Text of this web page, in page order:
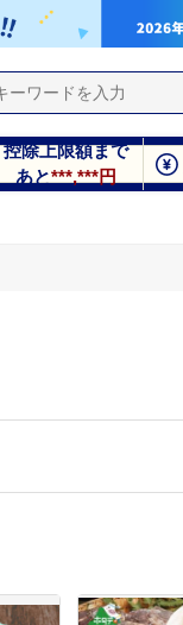
控除上限額まで
あと***,***円